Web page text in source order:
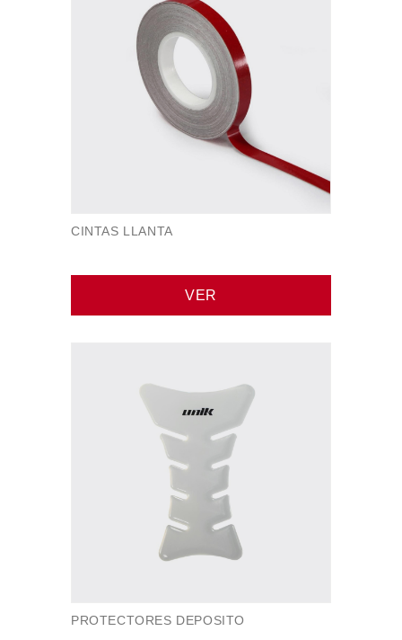
CINTAS LLANTA
VER
PROTECTORES DEPOSITO